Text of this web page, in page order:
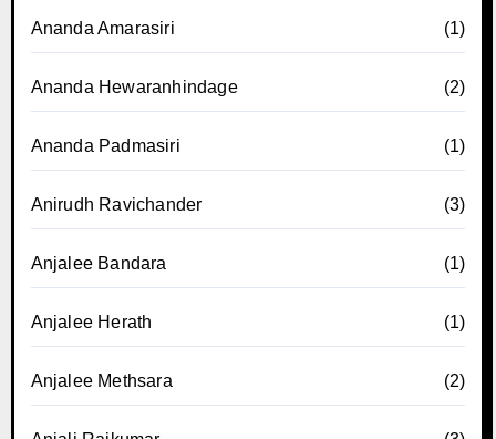
Ananda Amarasiri (1)
Ananda Hewaranhindage (2)
Ananda Padmasiri (1)
Anirudh Ravichander (3)
Anjalee Bandara (1)
Anjalee Herath (1)
Anjalee Methsara (2)